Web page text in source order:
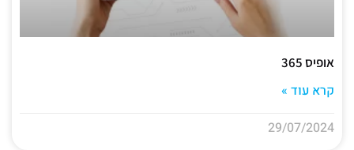
אופיס 365
קרא עוד »
29/07/2024